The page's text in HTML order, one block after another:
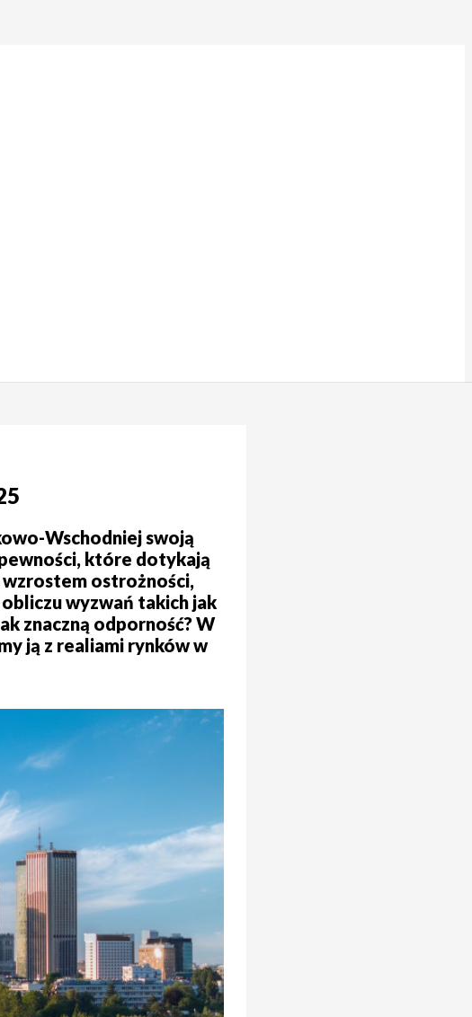
Wschodniej swoją
które dotykają
wzrostem ostrożności,
wyzwań takich jak
znaczną odporność? W
ją z realiami rynków w